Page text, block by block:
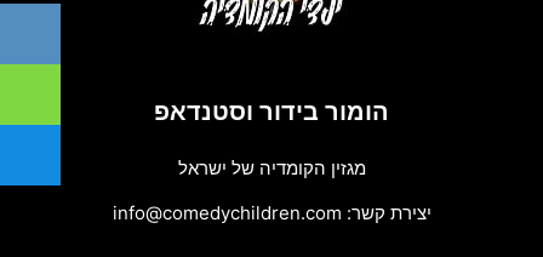
הומור בידור וסטנדאפ
מגזין הקומדיה של ישראל
יצירת קשר: info@comedychildren.com